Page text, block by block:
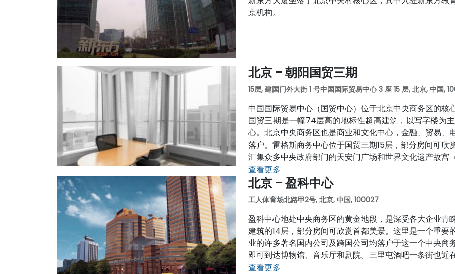
京机构。
北京 - 朝阳国贸三期
15层, 建国门外大街 1 号中国国际贸易中心 3 座 15 层, 北京, 中国,
中国国际贸易中心（国贸中心）位于北京中央商务区的
国贸三期是一幢74层高的地标性超高建筑，以写字楼为
心。北京中央商务区也是商业和文化中心，金融、贸易
落户。雷格斯商务中心位于国贸三期15层，部分房间可
汇集众多中央政府部门的天安门广场和世界文化遗产故宫
查看更多
北京 - 盈科中心
工人体育场北路甲2号, 北京, 中国, 100027
盈科中心地处中央商务区的黄金地段，是深受各大企业
建筑的14层，部分房间可欣赏首都美景。这里是一个重
业的许多著名国内公司及跨国公司均落户于这一个中央
即可到达博物馆、音乐厅和剧院。三里屯酒吧一条街也近
查看更多